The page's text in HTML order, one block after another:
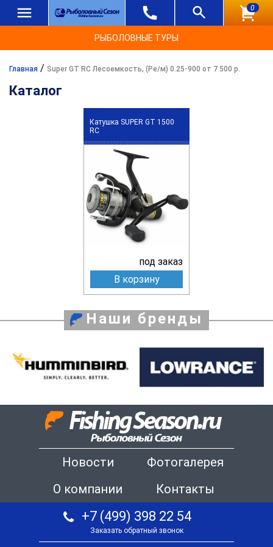
0
РЫБОЛОВНЫЕ ТУРЫ
Главная / Super GT RC Лесоемкость, (Ре/м) 0.25-900 от 7 500 р.
Каталог
Катушка SUPER GT 1500
RC
под заказ
В корзину
Наши бренды
Новости
Фотогалерея
О компании
Контакты
+7 (499) 398 22 54
Заказать обратный звонок